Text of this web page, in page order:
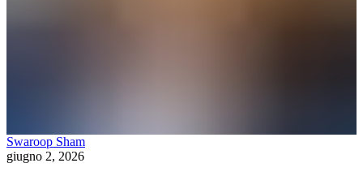
Swaroop Sham
giugno 2, 2026